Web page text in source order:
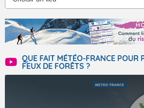
QUE FAIT MÉTÉO-FRANCE POUR
FEUX DE FORÊTS ?